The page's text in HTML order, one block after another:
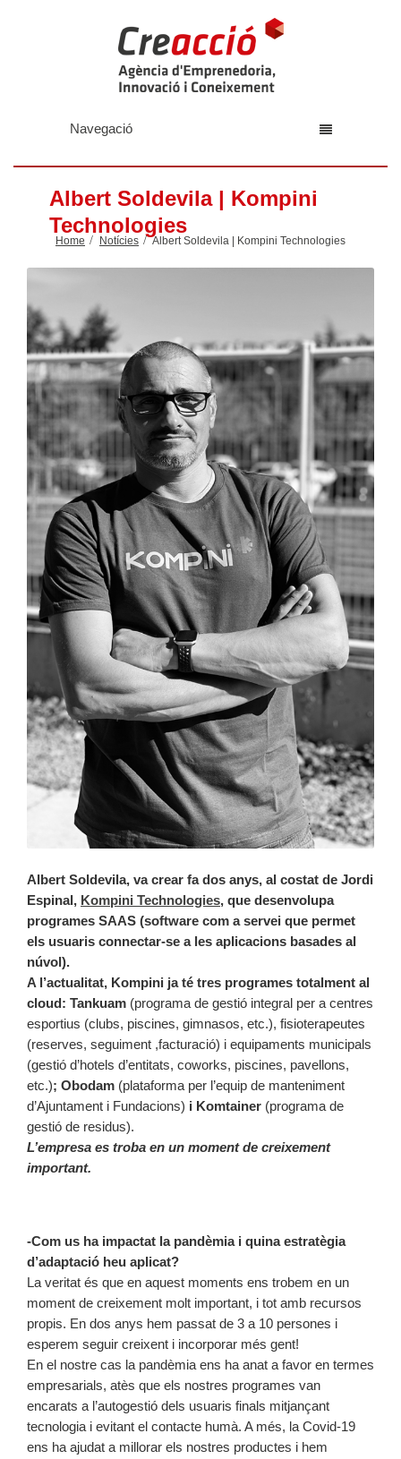
Navegació
Albert Soldevila | Kompini
Technologies
Home Notícies Albert Soldevila | Kompini Technologies
Albert Soldevila, va crear fa dos anys, al costat de Jordi
Espinal, Kompini Technologies, que desenvolupa
programes SAAS (software com a servei que permet
els usuaris connectar-se a les aplicacions basades al
núvol).
A l’actualitat, Kompini ja té tres programes totalment al
cloud: Tankuam (programa de gestió integral per a centres
esportius (clubs, piscines, gimnasos, etc.), fisioterapeutes
(reserves, seguiment ,facturació) i equipaments municipals
(gestió d’hotels d’entitats, coworks, piscines, pavellons,
etc.); Obodam (plataforma per l’equip de manteniment
d’Ajuntament i Fundacions) i Komtainer (programa de
gestió de residus).
L’empresa es troba en un moment de creixement
important.
-Com us ha impactat la pandèmia i quina estratègia
d’adaptació heu aplicat?
La veritat és que en aquest moments ens trobem en un
moment de creixement molt important, i tot amb recursos
propis. En dos anys hem passat de 3 a 10 persones i
esperem seguir creixent i incorporar més gent!
En el nostre cas la pandèmia ens ha anat a favor en termes
empresarials, atès que els nostres programes van
encarats a l’autogestió dels usuaris finals mitjançant
tecnologia i evitant el contacte humà. A més, la Covid-19
ens ha ajudat a millorar els nostres productes i hem